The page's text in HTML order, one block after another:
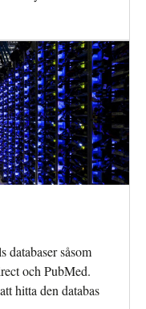
såsom
och PubMed.
hitta den databas